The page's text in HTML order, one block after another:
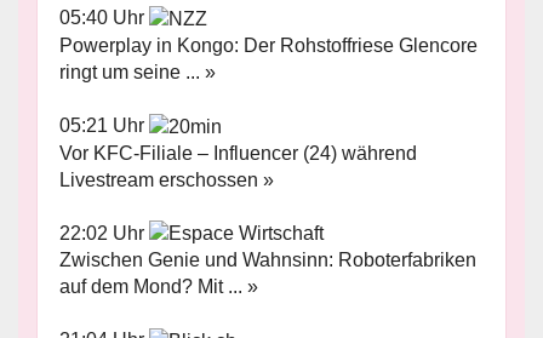
05:40 Uhr
Powerplay in Kongo: Der Rohstoffriese Glencore
ringt um seine ... »
05:21 Uhr
Vor KFC-Filiale – Influencer (24) während
Livestream erschossen »
22:02 Uhr
Zwischen Genie und Wahnsinn: Roboterfabriken
auf dem Mond? Mit ... »